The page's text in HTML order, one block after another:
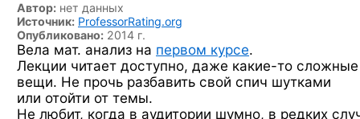
Автор: нет данных
Источник: ProfessorRating.org
Опубликовано: 2014 г.
Вела мат. анализ на первом курсе.
Лекции читает доступно, даже какие-то сложные
вещи. Не прочь разбавить свой спич шутками
или отойти от темы.
Не любит, когда в аудитории шумно, в редких